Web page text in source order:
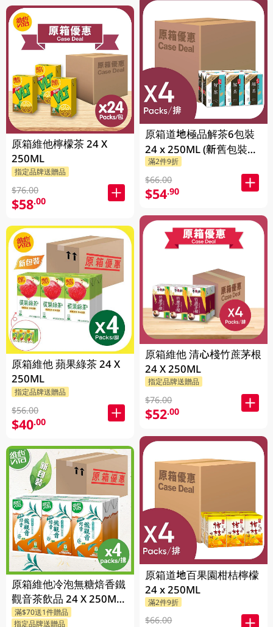
原箱維他檸檬茶 24 X
250ML
指定品牌送贈品
$76.00
$58.00
原箱維他 蘋果綠茶 24 X
250ML
指定品牌送贈品
$56.00
$40.00
原箱維他冷泡無糖焙香鐵
觀音茶飲品 24 X 250ML
(新舊包裝隨機發貨)
滿$70送1件贈品
指定品牌送贈品
原箱道地極品解茶6包裝
24 x 250ML (新舊包裝隨
機發貨)
滿2件9折
$66.00
$54.90
原箱維他 清心棧竹蔗茅根
24 X 250ML
指定品牌送贈品
$76.00
$52.00
原箱道地百果園柑桔檸檬
24 x 250ML
滿2件9折
$66.00